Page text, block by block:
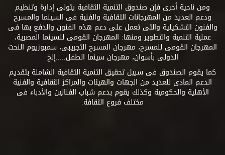
ومن ناحية أخرى فإن صندوق التنمية الثقافية يتولى إدارة وتنظيم
ودعم العديد من المهرجانات الثقافية والفنية فى السينما والمسرح
والفنون التشكيلية والتى تعمل على دعم هذه الفنون والدفع بها فى
عملية التنمية والتطوير ومنها: المهرجان القومى للسينما المصرية،
المهرجان القومى للمسرح، مهرجان المسرح التجريبى، سمبوزيوم النحت
الدولى بأسوان، مهرجان سينما الطفل.....إلخ
كما يقوم الصندوق فى سبيل تحقيق التنمية الثقافية الشاملة بتقديم
الدعم المادى للعديد من الجهات والهيئات والمراكز الثقافية والفنية
الأهلية والحكومية وكذلك يقوم بدعم شباب الفنانين والأدباء فى
مختلف فروع الثقافة.